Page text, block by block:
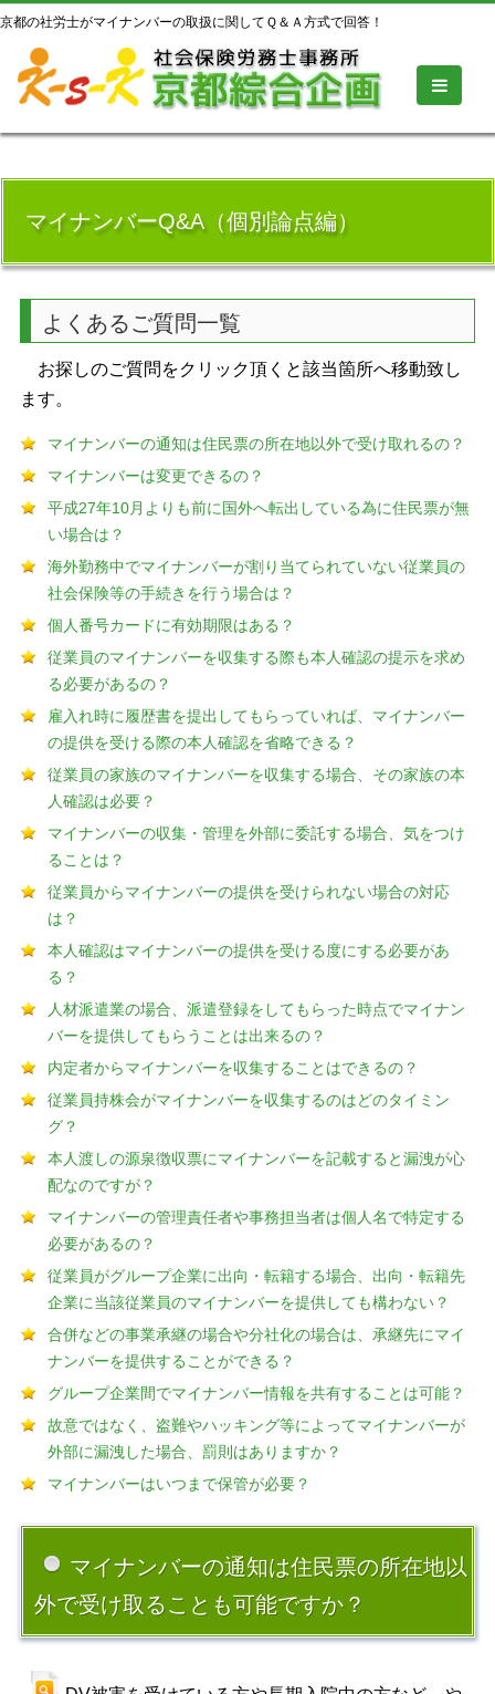
京都の社労士がマイナンバーの取扱に関してＱ＆Ａ方式で回答！
マイナンバーQ&A（個別論点編）
よくあるご質問一覧
お探しのご質問をクリック頂くと該当箇所へ移動致し
ます。
マイナンバーの通知は住民票の所在地以外で受け取れるの？
マイナンバーは変更できるの？
平成27年10月よりも前に国外へ転出している為に住民票が無
い場合は？
海外勤務中でマイナンバーが割り当てられていない従業員の
社会保険等の手続きを行う場合は？
個人番号カードに有効期限はある？
従業員のマイナンバーを収集する際も本人確認の提示を求め
る必要があるの？
雇入れ時に履歴書を提出してもらっていれば、マイナンバー
の提供を受ける際の本人確認を省略できる？
従業員の家族のマイナンバーを収集する場合、その家族の本
人確認は必要？
マイナンバーの収集・管理を外部に委託する場合、気をつけ
ることは？
従業員からマイナンバーの提供を受けられない場合の対応
は？
本人確認はマイナンバーの提供を受ける度にする必要があ
る？
人材派遣業の場合、派遣登録をしてもらった時点でマイナン
バーを提供してもらうことは出来るの？
内定者からマイナンバーを収集することはできるの？
従業員持株会がマイナンバーを収集するのはどのタイミン
グ？
本人渡しの源泉徴収票にマイナンバーを記載すると漏洩が心
配なのですが？
マイナンバーの管理責任者や事務担当者は個人名で特定する
必要があるの？
従業員がグループ企業に出向・転籍する場合、出向・転籍先
企業に当該従業員のマイナンバーを提供しても構わない？
合併などの事業承継の場合や分社化の場合は、承継先にマイ
ナンバーを提供することができる？
グループ企業間でマイナンバー情報を共有することは可能？
故意ではなく、盗難やハッキング等によってマイナンバーが
外部に漏洩した場合、罰則はありますか？
マイナンバーはいつまで保管が必要？
マイナンバーの通知は住民票の所在地以
外で受け取ることも可能ですか？